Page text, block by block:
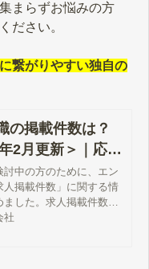
まらずお悩みの方
ださい。
繋がりやすい独自の
の掲載件数は？
2月更新＞｜応募
やすい独自の仕
介！
討中の方のために、エン
人掲載件数」に関する情
ました。求人掲載件数
左右する重要な要素。
社